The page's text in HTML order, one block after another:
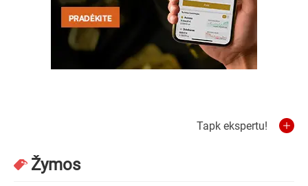
Tapk ekspertu!
Žymos